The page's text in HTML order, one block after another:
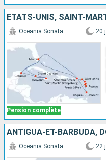
Pension complète
Oceania Sonata 20 j
Oceania Sonata 22 j